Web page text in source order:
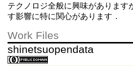
テクノロジ全般に興味があります
す影響に特に関心があります．
Work Files
shinetsuopendata